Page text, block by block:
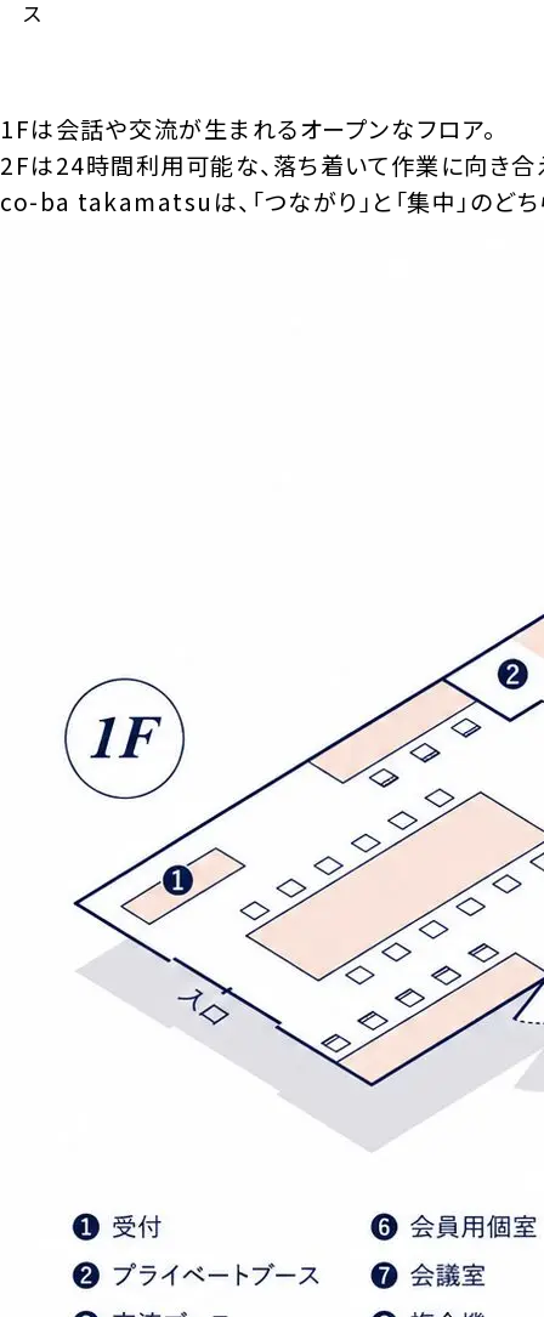
ス
1Fは会話や交流が生まれるオープンなフロア。
2Fは24時間利用可能な、落ち着いて作業に向き合
co-ba takamatsuは、「つながり」と「集中」のど